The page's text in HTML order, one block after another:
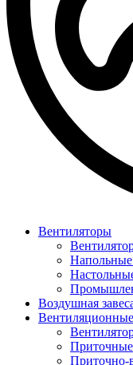
Вентиляторы
Воздушная
Приточные